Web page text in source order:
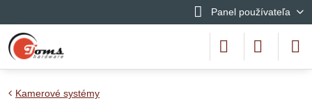
Panel používateľa
Kamerové systémy